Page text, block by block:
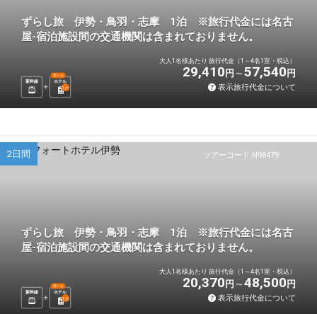
ずらし旅 伊勢・鳥羽・志摩 1泊 ※旅行代金には名古
屋-宿泊施設間の交通機関は含まれておりません。
新幹線 ホテル
選べる
1 泊
大人1名様あたり 旅行代金（1～4名1室・税込）
29,410 円 57,540 円
表示旅行代金について
ツアーコード N98479
2日間
ずらし旅 伊勢・鳥羽・志摩 1泊 ※旅行代金には名古
屋-宿泊施設間の交通機関は含まれておりません。
新幹線 ホテル
選べる
1 泊
大人1名様あたり 旅行代金（1～4名1室・税込）
20,370 円 48,500 円
表示旅行代金について